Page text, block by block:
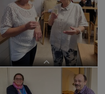
im BEGEGNUNGSzentrum